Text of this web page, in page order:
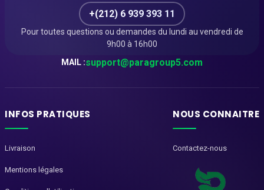
+(212) 6 939 393 11
Pour toutes questions ou demandes du lundi au vendredi de
9h00 à 16h00
MAIL :support@paragroup5.com
INFOS PRATIQUES
Livraison
Mentions légales
NOUS CONNAITRE
Contactez-nous